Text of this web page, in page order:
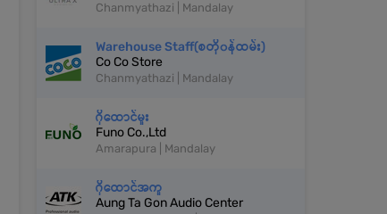
Chanmyathazi | Mandalay
Warehouse Staff(စတို၀န်ထမ်း)
Co Co Store
Chanmyathazi | Mandalay
ဂိုထောင်မှုး
Funo Co.,Ltd
Amarapura | Mandalay
ဂိုထောင်အကူ
Aung Ta Gon Audio Center